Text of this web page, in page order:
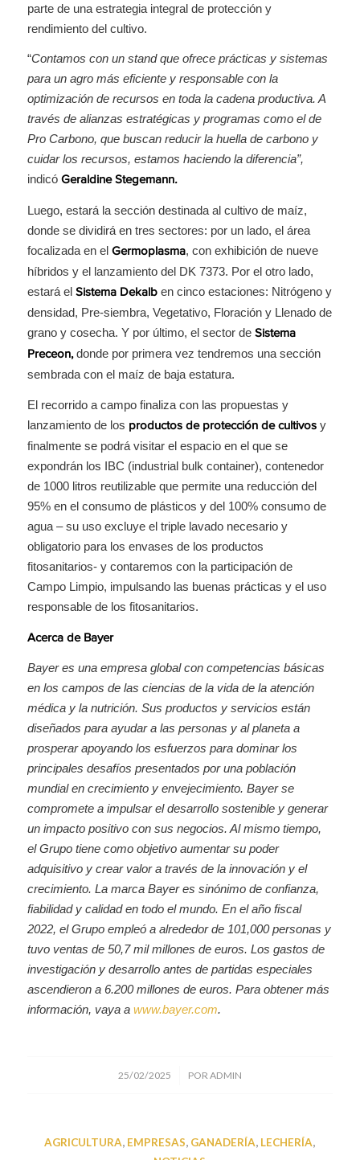
parte de una estrategia integral de protección y
rendimiento del cultivo.
“Contamos con un stand que ofrece prácticas y sistemas
para un agro más eficiente y responsable con la
optimización de recursos en toda la cadena productiva. A
través de alianzas estratégicas y programas como el de
Pro Carbono, que buscan reducir la huella de carbono y
cuidar los recursos, estamos haciendo la diferencia”,
indicó Geraldine Stegemann.
Luego, estará la sección destinada al cultivo de maíz,
donde se dividirá en tres sectores: por un lado, el área
focalizada en el Germoplasma, con exhibición de nueve
híbridos y el lanzamiento del DK 7373. Por el otro lado,
estará elSistema Dekalb en cinco estaciones: Nitrógeno y
densidad, Pre-siembra, Vegetativo, Floración y Llenado de
grano y cosecha. Y por último, el sector de Sistema
Preceon, donde por primera vez tendremos una sección
sembrada con el maíz de baja estatura.
El recorrido a campo finaliza con las propuestas y
lanzamiento de los productos de protección de cultivos y
finalmente se podrá visitar el espacio en el que se
expondrán los IBC (industrial bulk container), contenedor
de 1000 litros reutilizable que permite una reducción del
95% en el consumo de plásticos y del 100% consumo de
agua – su uso excluye el triple lavado necesario y
obligatorio para los envases de los productos
fitosanitarios- y contaremos con la participación de
Campo Limpio, impulsando las buenas prácticas y el uso
responsable de los fitosanitarios.
Acerca de Bayer
Bayer es una empresa global con competencias básicas
en los campos de las ciencias de la vida de la atención
médica y la nutrición. Sus productos y servicios están
diseñados para ayudar a las personas y al planeta a
prosperar apoyando los esfuerzos para dominar los
principales desafíos presentados por una población
mundial en crecimiento y envejecimiento. Bayer se
compromete a impulsar el desarrollo sostenible y generar
un impacto positivo con sus negocios. Al mismo tiempo,
el Grupo tiene como objetivo aumentar su poder
adquisitivo y crear valor a través de la innovación y el
crecimiento. La marca Bayer es sinónimo de confianza,
fiabilidad y calidad en todo el mundo. En el año fiscal
2022, el Grupo empleó a alrededor de 101,000 personas y
tuvo ventas de 50,7 mil millones de euros. Los gastos de
investigación y desarrollo antes de partidas especiales
ascendieron a 6.200 millones de euros. Para obtener más
información, vaya a www.bayer.com.
25/02/2025
/ PORADMIN
AGRICULTURA, EMPRESAS, GANADERÍA, LECHERÍA,